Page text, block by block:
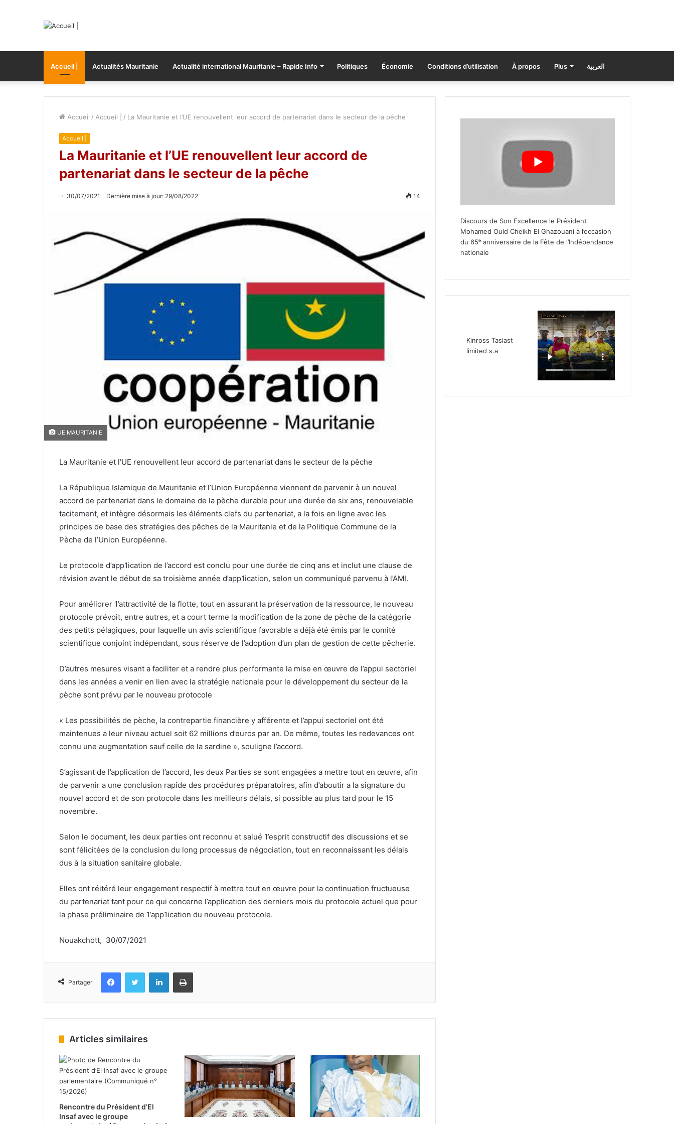
Accueil | Actualités Mauritanie Actualité international Mauritanie – Rapide Info Politiques Économie Conditions d’utilisation À propos Plus العربية
Accueil / Accueil | / La Mauritanie et l’UE renouvellent leur accord de partenariat dans le secteur de la pêche
Accueil |
La Mauritanie et l’UE renouvellent leur accord de
partenariat dans le secteur de la pêche
30/07/2021 Dernière mise à jour: 29/08/2022 14
UE MAURITANIE
La Mauritanie et l’UE renouvellent leur accord de partenariat dans le secteur de la pêche
La République Islamique de Mauritanie et l’Union Européenne viennent de parvenir à un nouvel
accord de partenariat dans le domaine de la pèche durable pour une durée de six ans, renouvelable
tacitement, et intègre désormais les éléments clefs du partenariat, a la fois en ligne avec les
principes de base des stratégies des pêches de la Mauritanie et de la Politique Commune de la
Pèche de l’Union Européenne.
Le protocole d’app1ication de l’accord est conclu pour une durée de cinq ans et inclut une clause de
révision avant le début de sa troisième année d’app1ication, selon un communiqué parvenu à l’AMI.
Pour améliorer 1’attractivité de la flotte, tout en assurant la préservation de la ressource, le nouveau
protocole prévoit, entre autres, et a court terme la modification de la zone de pèche de la catégorie
des petits pélagiques, pour laquelle un avis scientifique favorable a déjà été émis par le comité
scientifique conjoint indépendant, sous réserve de l’adoption d’un plan de gestion de cette pêcherie.
D’autres mesures visant a faciliter et a rendre plus performante la mise en œuvre de l’appui sectoriel
dans les années a venir en lien avec la stratégie nationale pour le développement du secteur de la
pèche sont prévu par le nouveau protocole
« Les possibilités de pèche, la contrepartie financière y afférente et l’appui sectoriel ont été
maintenues a leur niveau actuel soit 62 millions d’euros par an. De même, toutes les redevances ont
connu une augmentation sauf celle de la sardine », souligne l’accord.
S’agissant de l’application de l’accord, les deux Parties se sont engagées a mettre tout en œuvre, afin
de parvenir a une conclusion rapide des procédures préparatoires, afin d’aboutir a la signature du
nouvel accord et de son protocole dans les meilleurs délais, si possible au plus tard pour le 15
novembre.
Selon le document, les deux parties ont reconnu et salué 1’esprit constructif des discussions et se
sont félicitées de la conclusion du long processus de négociation, tout en reconnaissant les délais
dus à la situation sanitaire globale.
Elles ont réitéré leur engagement respectif à mettre tout en œuvre pour la continuation fructueuse
du partenariat tant pour ce qui concerne l’application des derniers mois du protocole actuel que pour
la phase préliminaire de 1’app1ication du nouveau protocole.
Nouakchott, 30/07/2021
Partager
FacebookTwitter LinkedinImprimer
Articles similaires
Rencontre du Président d’El
Insaf avec le groupe
Discours de Son Excellence le Président
Mohamed Ould Cheikh El Ghazouani à l’occasion
du 65ᵉ anniversaire de la Fête de l’Indépendance
nationale
Kinross Tasiast
limited s.a